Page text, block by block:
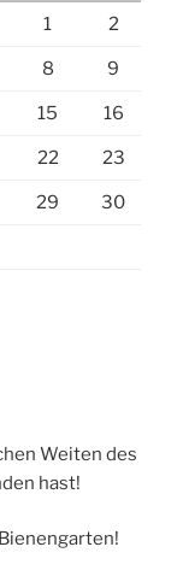
1 2
8 9
15 16
22 23
29 30
Weiten des
hast!